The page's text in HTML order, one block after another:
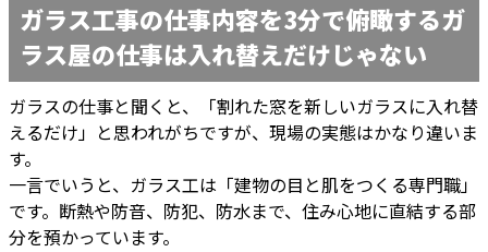
ガラス工事の仕事内容を3分で俯瞰するガ
ラス屋の仕事は入れ替えだけじゃない
ガラスの仕事と聞くと、「割れた窓を新しいガラスに入れ替
えるだけ」と思われがちですが、現場の実態はかなり違いま
す。
一言でいうと、ガラス工は「建物の目と肌をつくる専門職」
です。断熱や防音、防犯、防水まで、住み心地に直結する部
分を預かっています。